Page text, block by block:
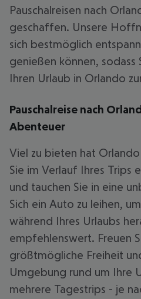
Pauschalreisen nach
geschaffen. Unsere
sich bestmöglich
genießen können, sodass
Ihren Urlaub in Orlando
Pauschalreise nach
Abenteuer
Viel zu bieten hat
Sie im Verlauf Ihres Trips
und tauchen Sie in eine
Sich ein Auto zu leihen,
während Ihres Urlaubs
empfehlenswert. Freuen
größtmögliche Freiheit
Umgebung rund um Ihre
mehrere Tagestrips - je